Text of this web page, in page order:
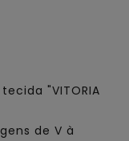
"VITORIA
de V à